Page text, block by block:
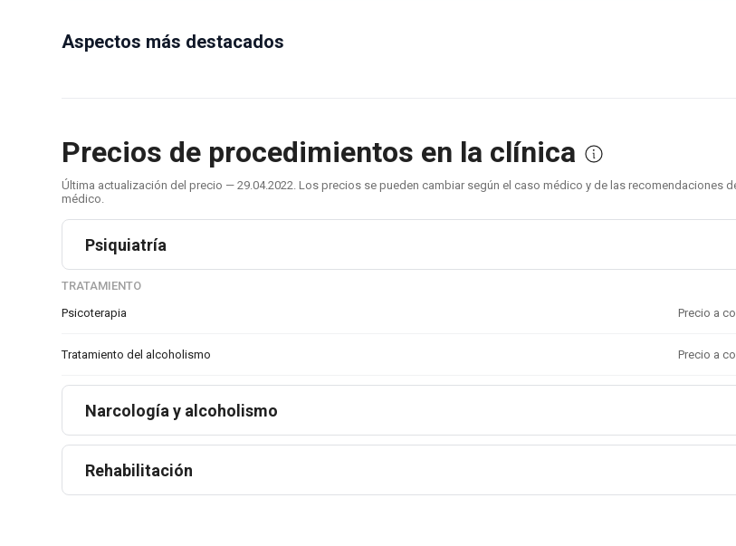
Aspectos más destacados
Precios de procedimientos en la clínica
Última actualización del precio — 29.04.2022. Los precios se pueden cambiar según el caso médico y de las recomendaciones
médico.
Psiquiatría
TRATAMIENTO
Psicoterapia
Precio a
Tratamiento del alcoholismo Precio a
Narcología y alcoholismo
Rehabilitación